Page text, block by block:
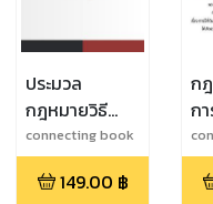
ประมวล
กฎหมายวิธี
พิจารณาความ
อาญา ฉบับ
ล่าสุด
connecting book
law
149.00 ฿
ก
ก
of
law